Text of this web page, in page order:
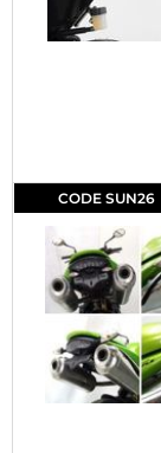
CODE SUN26